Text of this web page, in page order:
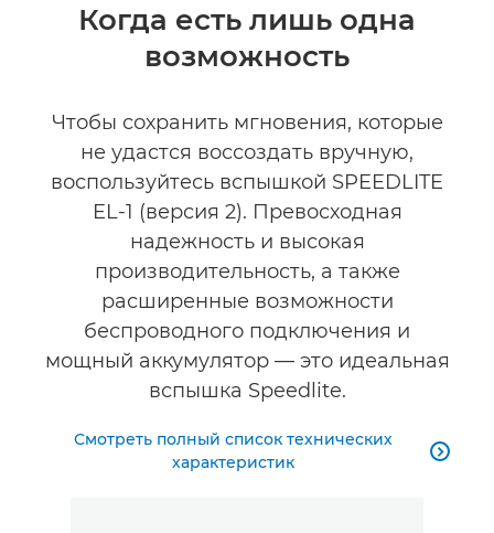
Технические характеристики
Галерея
Когда есть лишь одна
возможность
Чтобы сохранить мгновения, которые
не удастся воссоздать вручную,
воспользуйтесь вспышкой SPEEDLITE
EL-1 (версия 2). Превосходная
надежность и высокая
производительность, а также
расширенные возможности
беспроводного подключения и
мощный аккумулятор — это идеальная
вспышка Speedlite.
Смотреть полный список технических
характеристик
